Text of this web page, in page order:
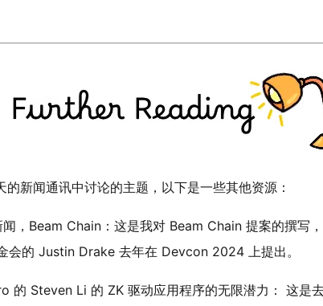
新闻通讯中讨论的主题，以下是一些其他资源：
，Beam Chain：这是我对 Beam Chain 提案的撰写
会的 Justin Drake 去年在 Devcon 2024 上提出。
的 Steven Li 的 ZK 驱动应用程序的无限潜力： 这是